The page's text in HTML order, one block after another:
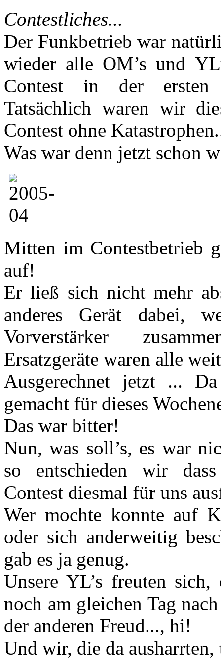
Contestliches...
Der Funkbetrieb war
wieder alle OM’s und
Contest in der ersten
Tatsächlich waren wir
Contest ohne
Was war denn jetzt schon
Mitten im Contestbetrieb
auf!
Er ließ sich nicht mehr
anderes Gerät dabei,
Vorverstärker
Ersatzgeräte waren alle
Ausgerechnet jetzt ...
gemacht für dieses
Das war bitter!
Nun, was soll’s, es war
so entschieden wir
Contest diesmal für uns
Wer mochte konnte auf
oder sich anderweitig
gab es ja genug.
Unsere YL’s freuten
noch am gleichen Tag
der anderen Freud..., hi!
Und wir, die da